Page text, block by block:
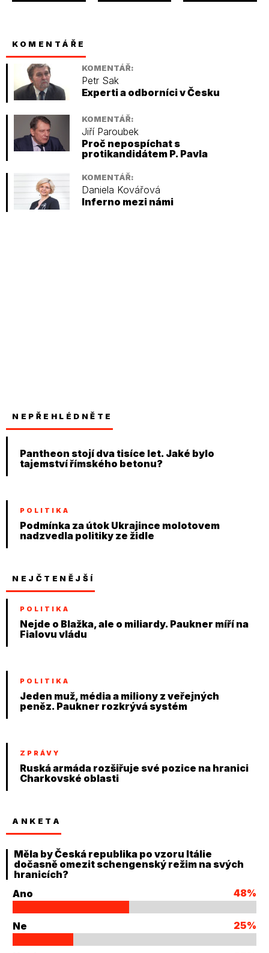
KOMENTÁŘE
KOMENTÁŘ:
Petr Sak
Experti a odborníci v Česku
KOMENTÁŘ:
Jiří Paroubek
Proč nepospíchat s
protikandidátem P. Pavla
KOMENTÁŘ:
Daniela Kovářová
Inferno mezi námi
NEPŘEHLÉDNĚTE
Pantheon stojí dva tisíce let. Jaké bylo
tajemství římského betonu?
POLITIKA
Podmínka za útok Ukrajince molotovem
nadzvedla politiky ze židle
NEJČTENĚJŠÍ
POLITIKA
Nejde o Blažka, ale o miliardy. Paukner míří na
Fialovu vládu
POLITIKA
Jeden muž, média a miliony z veřejných
peněz. Paukner rozkrývá systém
ZPRÁVY
Ruská armáda rozšiřuje své pozice na hranici
Charkovské oblasti
ANKETA
Měla by Česká republika po vzoru Itálie
dočasně omezit schengenský režim na svých
hranicích?
Ano
48%
Ne 25%